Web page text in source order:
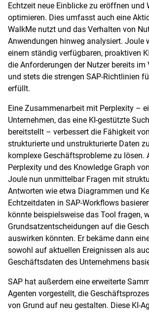
Echtzeit neue Einblicke zu eröffnen und
optimieren. Dies umfasst auch eine
WalkMe nutzt und das Verhalten von
Anwendungen hinweg analysiert. Joule
einem ständig verfügbaren, proaktiven
die Anforderungen der Nutzer bereits im
und stets die strengen SAP-Richtlinien
erfüllt.
Eine Zusammenarbeit mit Perplexity –
Unternehmen, das eine KI-gestützte
bereitstellt – verbessert die Fähigkeit
strukturierte und unstrukturierte Daten
komplexe Geschäftsprobleme zu lösen.
Perplexity und des Knowledge Graph
Joule nun unmittelbar Fragen mit
Antworten wie etwa Diagrammen und
Echtzeitdaten in SAP-Workflows
könnte beispielsweise das Tool fragen,
Grundsatzentscheidungen auf die
auswirken könnten. Er bekäme dann
sowohl auf aktuellen Ereignissen als
Geschäftsdaten des Unternehmens
SAP hat außerdem eine erweiterte
Agenten vorgestellt, die
von Grund auf neu gestalten. Diese KI-